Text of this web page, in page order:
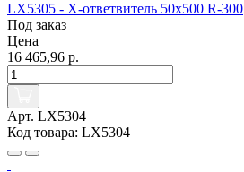
LX5305 - Х-ответвитель 50х500 R-300
Под заказ
Цена
16 465,96 р.
Арт. LX5304
Код товара: LX5304